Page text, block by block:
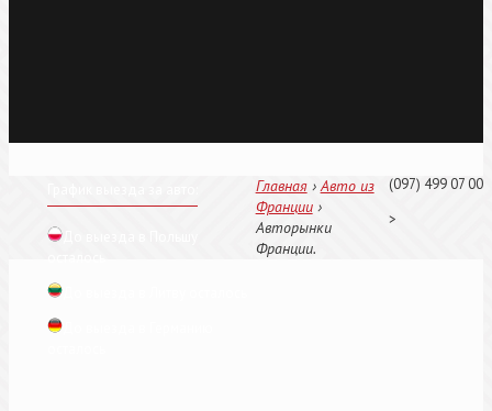
До выезда в Польшу
До выезда в Литву осталось
До выезда в Германию
(097) 499 07 00
>
Главная › Авто из
Франции ›
Авторынки
Франции.